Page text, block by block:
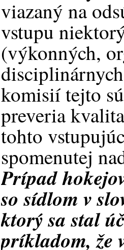
viazaný na
vstupu
(výkonných,
komisií tejto
preveria
tohto
spomenutej
Prípad
so sídlom v
ktorý sa stal
príkladom, že